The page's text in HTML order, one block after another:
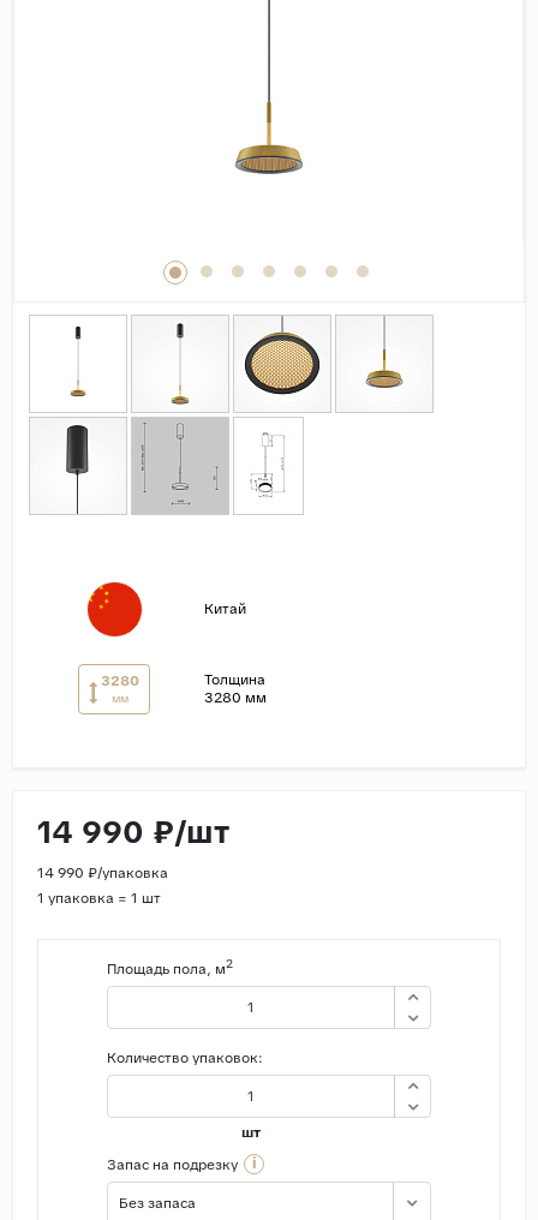
Лаппатированная
Сатинированная
Китай
3280
мм
Толщина
3280 мм
14 990 ₽/шт
14 990 ₽/упаковка
1 упаковка = 1 шт
Площадь пола, м2
Количество упаковок:
шт
Запас на подрезку
i
Без запаса